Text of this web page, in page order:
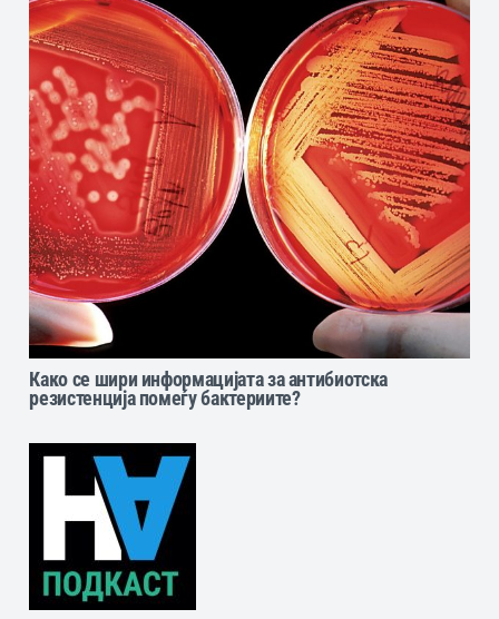
Како се шири информацијата за антибиотска
резистенција помеѓу бактериите?